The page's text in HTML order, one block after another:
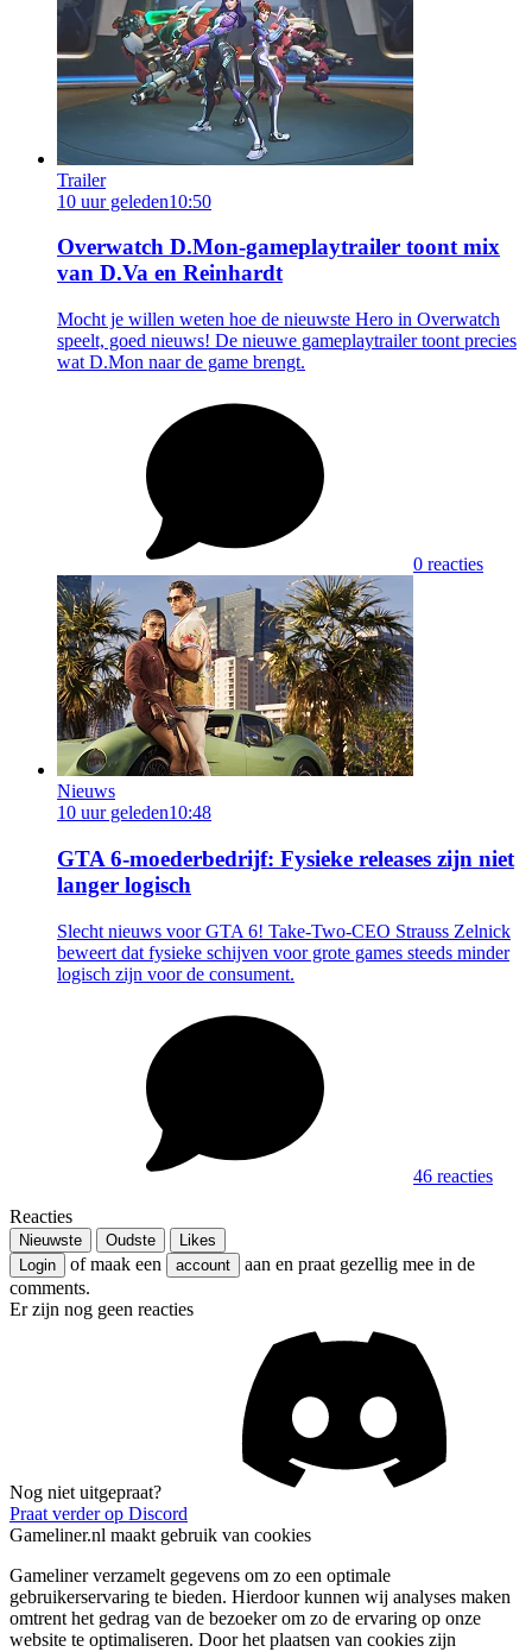
Trailer
10 uur geleden10:50
Overwatch D.Mon-gameplaytrailer toont mix
van D.Va en Reinhardt
Mocht je willen weten hoe de nieuwste Hero in Overwatch
speelt, goed nieuws! De nieuwe gameplaytrailer toont precies
wat D.Mon naar de game brengt.
0 reacties
Nieuws
10 uur geleden10:48
GTA 6-moederbedrijf: Fysieke releases zijn niet
langer logisch
Slecht nieuws voor GTA 6! Take-Two-CEO Strauss Zelnick
beweert dat fysieke schijven voor grote games steeds minder
logisch zijn voor de consument.
46 reacties
Reacties
Nieuwste Oudste
Likes
Login
of maak een account
aan en praat gezellig mee in de
comments.
Er zijn nog geen reacties
Nog niet uitgepraat?
Praat verder op Discord
Gameliner.nl maakt gebruik van cookies
Gameliner verzamelt gegevens om zo een optimale
gebruikerservaring te bieden. Hierdoor kunnen wij analyses maken
omtrent het gedrag van de bezoeker om zo de ervaring op onze
website te optimaliseren. Door het plaatsen van cookies zijn